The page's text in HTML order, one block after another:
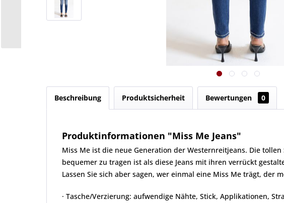
Beschreibung Produktsicherheit Bewertungen 0
Produktinformationen "Miss Me Jeans"
Miss Me ist die neue Generation der Westernreitjeans. Die
bequemer zu tragen ist als diese Jeans mit ihren verrückt
Lassen Sie sich aber sagen, wer einmal eine Miss Me trägt, der
· Tasche/Verzierung: aufwendige Nähte, Stick, Applikationen,